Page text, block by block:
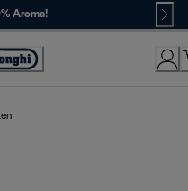
Aroma!